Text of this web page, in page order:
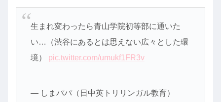
生まれ変わったら青山学院初等部に通いた
い…（渋谷にあるとは思えない広々とした環
境） pic.twitter.com/umukf1FR3v
— しまパパ（日中英トリリンガル教育）